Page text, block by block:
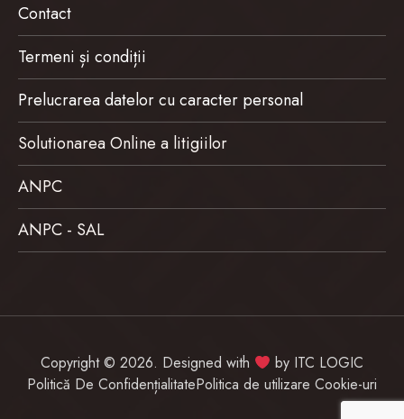
Contact
Termeni și condiții
Prelucrarea datelor cu caracter personal
Solutionarea Online a litigiilor
ANPC
ANPC - SAL
Copyright © 2026. Designed with by ITC LOGIC
Politică De ConfidențialitatePolitica de utilizare Cookie-uri